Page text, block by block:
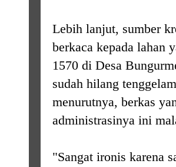
Lebih lanjut, sumber
berkaca kepada lahan
1570 di Desa
sudah hilang
menurutnya, berkas
administrasinya ini
"Sangat ironis karena